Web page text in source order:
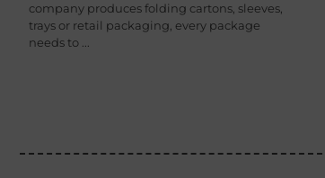
company produces folding cartons, sleeves,
trays or retail packaging, every package
needs to ...